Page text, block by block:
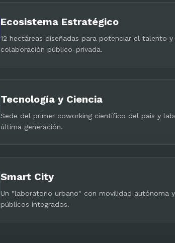
Ecosistema Estratégico
12 hectáreas diseñadas para potenciar el talento y
colaboración público-privada.
Tecnología y Ciencia
Sede del primer coworking científico del país y
última generación.
Smart City
Un "laboratorio urbano" con movilidad autónoma
públicos integrados.